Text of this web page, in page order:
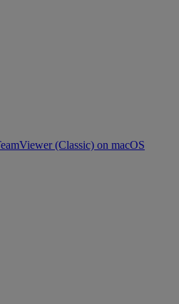
(Classic) on macOS